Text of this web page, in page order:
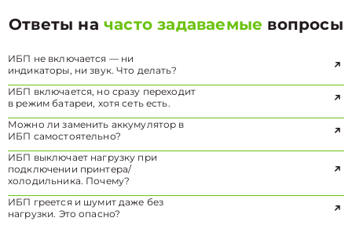
Ответы начасто задаваемые вопросы
ИБП не включается — ни
индикаторы, ни звук. Что делать?
ИБП включается, но сразу переходит
в режим батареи, хотя сеть есть.
Можно ли заменить аккумулятор в
ИБП самостоятельно?
ИБП выключает нагрузку при
подключении принтера/
холодильника. Почему?
ИБП греется и шумит даже без
нагрузки. Это опасно?